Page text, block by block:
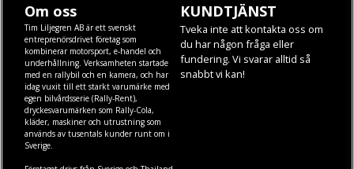
Om oss
Tim Liljegren AB är ett svenskt
entreprenörsdrivet företag som
kombinerar motorsport, e-handel och
underhållning. Verksamheten startade
med en rallybil och en kamera, och har
idag vuxit till ett starkt varumärke med
egen bilvårdsserie (Rally-Rent),
dryckesvarumärken som Rally-Cola,
kläder, maskineroch utrustning som
används av tusentals kunder runt om i
Sverige.
KUNDTJÄNST
Tveka inte att kontakta oss om
du har någon fråga eller
fundering. Vi svarar alltid så
snabbt vi kan!